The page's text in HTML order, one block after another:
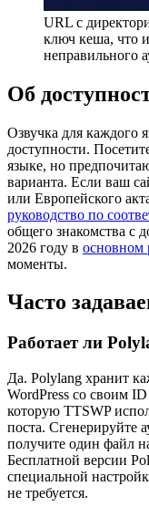
URL с
ключ кеша, что
неправильного
Об
Озвучка для каждого
доступности.
языке, но
варианта. Если ваш
или Европейского
руководство по
общего знакомства с
2026 году в основном
моменты.
Часто
Работает ли
Да. Polylang хранит
WordPress со своим
которую TTSWP
поста. Сгенерируйте
получите один файл
Бесплатной версии
специальной
не требуется.